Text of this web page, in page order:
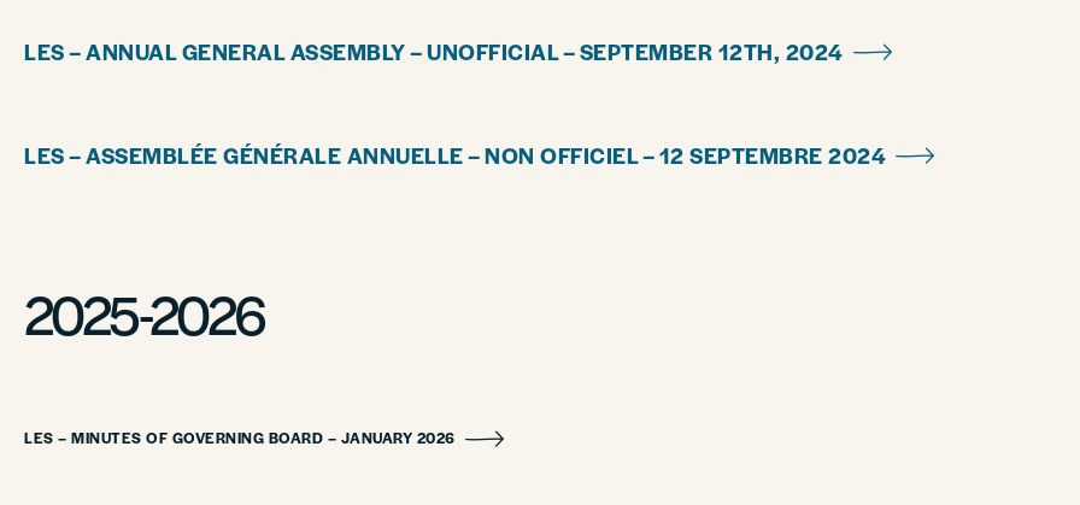
LES – ANNUAL GENERAL ASSEMBLY – UNOFFICIAL – SEPTEMBER 12TH, 2024
LES – ASSEMBLÉE GÉNÉRALE ANNUELLE – NON OFFICIEL – 12 SEPTEMBRE 2024
2025-2026
LES – MINUTES OF GOVERNING BOARD – JANUARY 2026